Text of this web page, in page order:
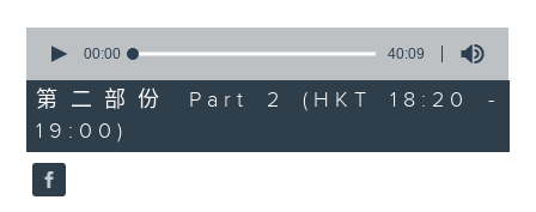
seconds
40
minutes,
9
seconds
00:00 40:09
第二部份 Part 2 (HKT 18:20 -
19:00)